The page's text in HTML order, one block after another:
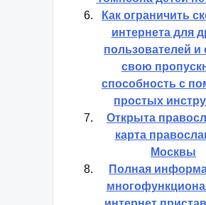
Как ограничить
интернета для
пользователей и
свою
способность с
простых
Открыта
карта
Москвы
Полная